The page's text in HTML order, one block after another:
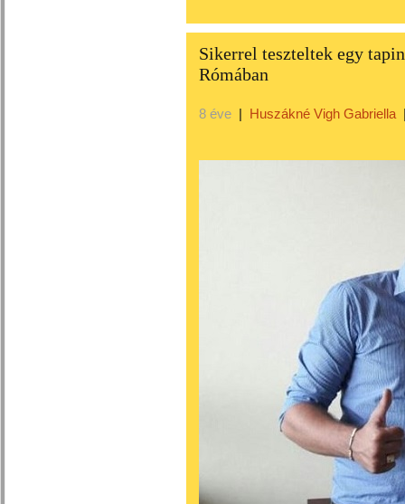
Sikerrel teszteltek egy
Rómában
8 éve | Huszákné Vigh Gabriella